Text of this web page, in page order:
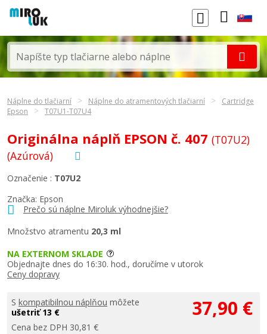
Náplne do tlačiarní Náplne do atramentových tlačiarní
Cartridge
Epson
T07U1-T07U4
Originálna náplň EPSON č. 407 (T07U2)
(Azúrová)
Značka: Epson
Prečo sú náplne Miroluk výhodnejšie?
Množstvo atramentu 20,3 ml
Označenie : T07U2
NA EXTERNOM SKLADE
Objednajte dnes do 16:30. hod., doručíme v utorok
Ceny dopravy
S kompatibilnou náplňou môžete
ušetriť 13 €
Cena bez DPH 30,81 €
37,90 €